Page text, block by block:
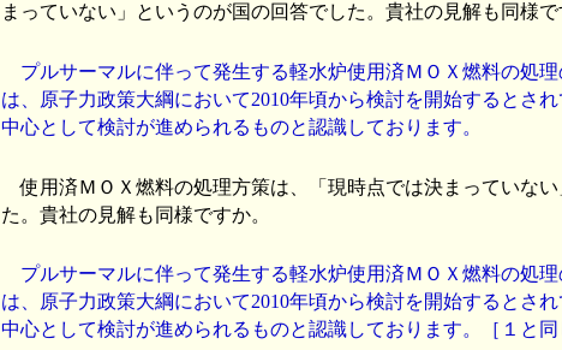
まっていない」というのが国の回答でした。貴社の見解も同様で
プルサーマルに伴って発生する軽水炉使用済ＭＯＸ燃料の処理
は、原子力政策大綱において2010年頃から検討を開始するとさ
中心として検討が進められるものと認識しております。
使用済ＭＯＸ燃料の処理方策は、「現時点では決まっていない
た。貴社の見解も同様ですか。
プルサーマルに伴って発生する軽水炉使用済ＭＯＸ燃料の処理
は、原子力政策大綱において2010年頃から検討を開始するとさ
中心として検討が進められるものと認識しております。［１と同